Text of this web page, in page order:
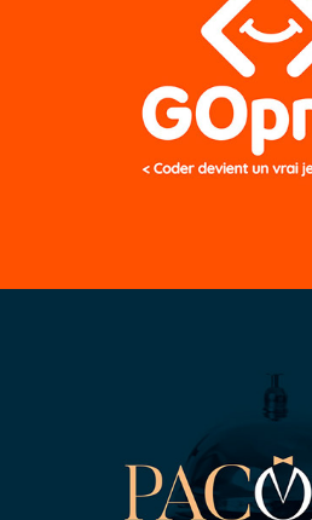
GOPROG
PACÔME